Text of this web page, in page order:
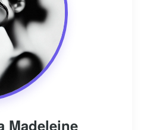
Madeleine